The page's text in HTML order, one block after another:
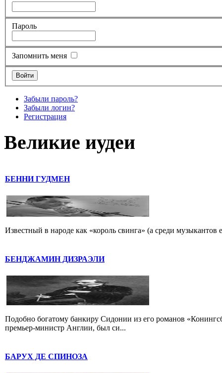
Пароль
Запомнить меня
Забыли пароль?
Забыли логин?
Регистрация
Великие иудеи
БЕННИ ГУДМЕН
Известный в народе как «король свинга» (а среди
БЕНДЖАМИН ДИЗРАЭЛИ
Подобно богатому банкиру Сидонии из его романов
премьер-министр Англии, был си...
БАРУХ ДЕ СПИНОЗА